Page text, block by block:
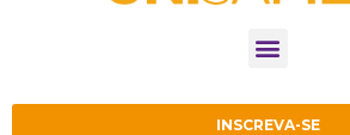
INSCREVA-SE